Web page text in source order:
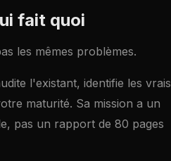
fait quoi
les mêmes problèmes.
l'existant, identifie les vrais
maturité. Sa mission a un
pas un rapport de 80 pages